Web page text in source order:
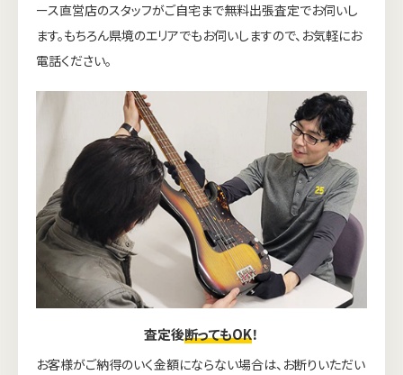
ース直営店のスタッフがご自宅まで無料出張査定でお伺いし
ます。もちろん県境のエリアでもお伺いしますので、お気軽にお
電話ください。
査定後断ってもOK！
お客様がご納得のいく金額にならない場合は、お断りいただい